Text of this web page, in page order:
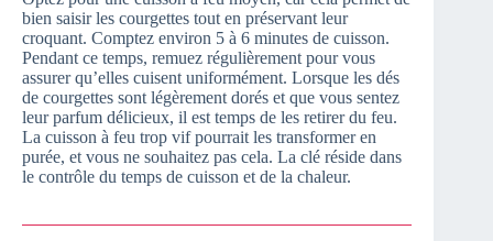
bien saisir les courgettes tout en préservant leur
croquant. Comptez environ 5 à 6 minutes de cuisson.
Pendant ce temps, remuez régulièrement pour vous
assurer qu’elles cuisent uniformément. Lorsque les dés
de courgettes sont légèrement dorés et que vous sentez
leur parfum délicieux, il est temps de les retirer du feu.
La cuisson à feu trop vif pourrait les transformer en
purée, et vous ne souhaitez pas cela. La clé réside dans
le contrôle du temps de cuisson et de la chaleur.